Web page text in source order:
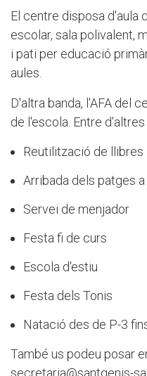
El centre disposa d'aula
escolar, sala polivalent,
i pati per educació
aules.
D'altra banda, l'AFA del
de l'escola. Entre
Reutilització de
Arribada dels patges
Servei de menjador
Festa fi de curs
Escola d'estiu
Festa dels Tonis
Natació des de P-3
També us podeu posar
secretaria@santgenis-